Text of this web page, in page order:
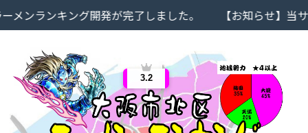
ランキング開発が完了しました。 【お知らせ】当サ
3.2